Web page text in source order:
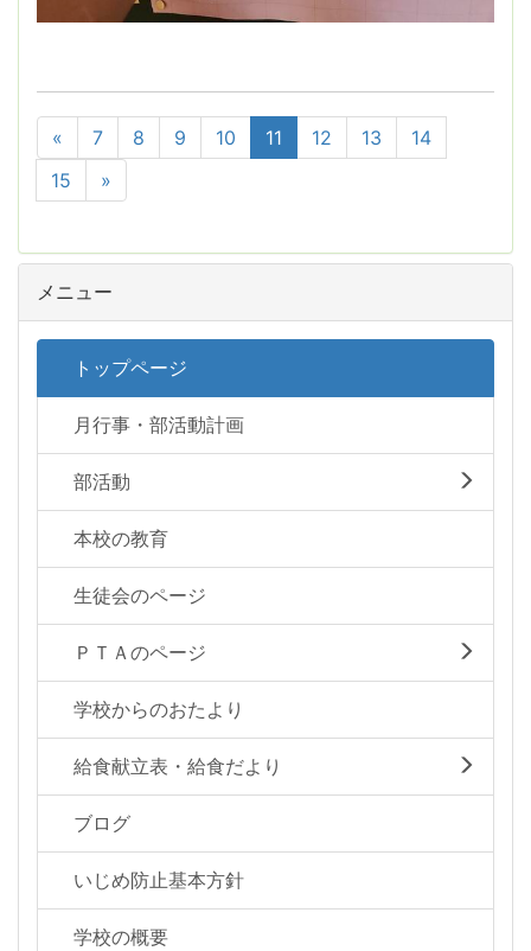
« 7 8 9 10 11 12 13
14
15
»
メニュー
トップページ
月行事・部活動計画
部活動
本校の教育
生徒会のページ
ＰＴＡのページ
学校からのおたより
給食献立表・給食だより
ブログ
いじめ防止基本方針
学校の概要